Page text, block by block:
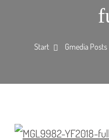
Start Gmedia Posts